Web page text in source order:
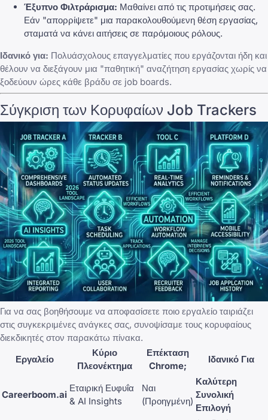
Έξυπνο Φιλτράρισμα: Μαθαίνει από τις προτιμήσεις σας.
Εάν "απορρίψετε" μια παρακολουθούμενη θέση εργασίας,
σταματά να κάνει αιτήσεις σε παρόμοιους ρόλους.
Ιδανικό για: Πολυάσχολους επαγγελματίες που εργάζονται ήδη και
θέλουν να διεξάγουν μια "παθητική" αναζήτηση εργασίας χωρίς να
ξοδεύουν ώρες κάθε βράδυ σε job boards.
Σύγκριση των Κορυφαίων Job Trackers
Για να σας βοηθήσουμε να αποφασίσετε ποιο εργαλείο ταιριάζει
στις συγκεκριμένες ανάγκες σας, συνοψίσαμε τους κορυφαίους
διεκδικητές στον παρακάτω πίνακα.
Εργαλείο
Κύριο
Πλεονέκτημα
Επέκταση
Chrome;
Ιδανικό Για
Careerboom.ai
Εταιρική Ευφυΐα
& AI Insights
Ναι
(Προηγμένη)
Καλύτερη
Συνολική
Επιλογή